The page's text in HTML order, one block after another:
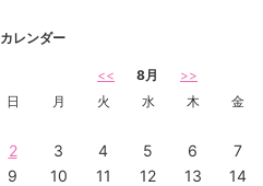
カレンダー
<< 8月
>>
日
月 火 水 木 金
2
3 4 5 6 7
9
10 11 12 13 14